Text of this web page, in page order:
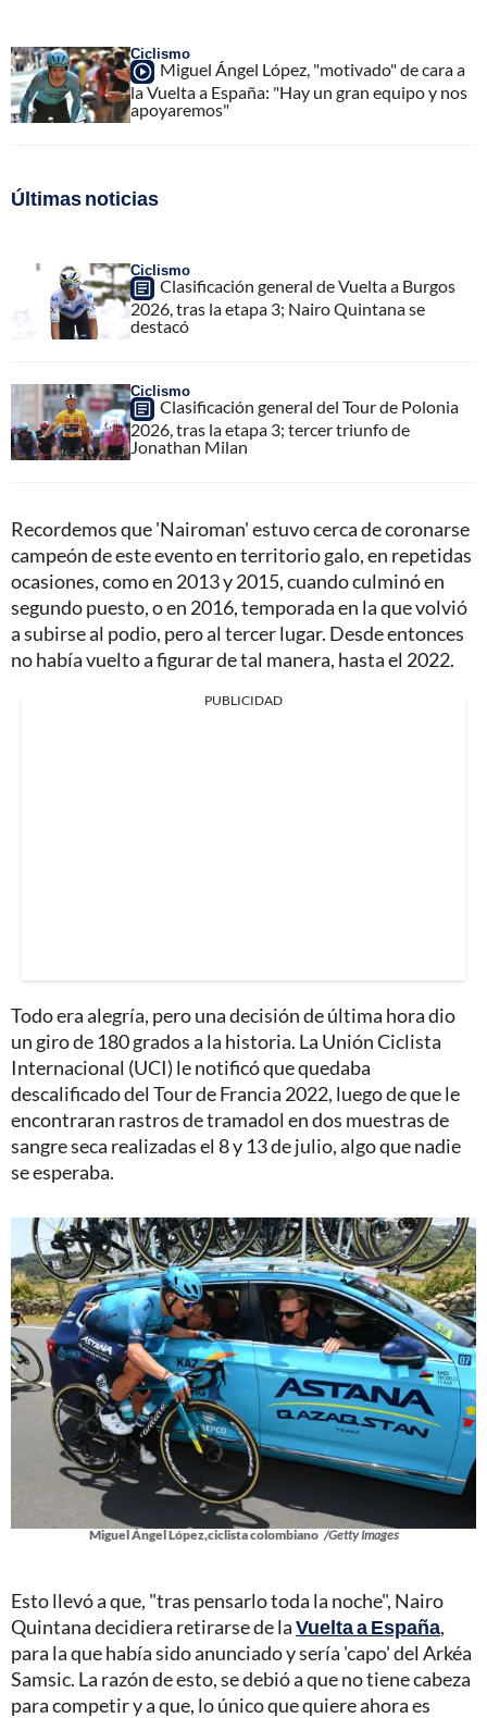
Ciclismo
Miguel Ángel López, "motivado" de cara a
la Vuelta a España: "Hay un gran equipo y nos
apoyaremos"
Últimas noticias
Ciclismo
Clasificación general de Vuelta a Burgos
2026, tras la etapa 3; Nairo Quintana se
destacó
Ciclismo
Clasificación general del Tour de Polonia
2026, tras la etapa 3; tercer triunfo de
Jonathan Milan
Recordemos que 'Nairoman' estuvo cerca de coronarse
campeón de este evento en territorio galo, en repetidas
ocasiones, como en 2013 y 2015, cuando culminó en
segundo puesto, o en 2016, temporada en la que volvió
a subirse al podio, pero al tercer lugar. Desde entonces
no había vuelto a figurar de tal manera, hasta el 2022.
PUBLICIDAD
Todo era alegría, pero una decisión de última hora dio
un giro de 180 grados a la historia. La Unión Ciclista
Internacional (UCI) le notificó que quedaba
descalificado del Tour de Francia 2022, luego de que le
encontraran rastros de tramadol en dos muestras de
sangre seca realizadas el 8 y 13 de julio, algo que nadie
se esperaba.
Miguel Ángel López,ciclista colombiano /Getty Images
Esto llevó a que, "tras pensarlo toda la noche", Nairo
Quintana decidiera retirarse de laVuelta a España,
para la que había sido anunciado y sería 'capo' del Arkéa
Samsic. La razón de esto, se debió a que no tiene cabeza
para competir y a que, lo único que quiere ahora es